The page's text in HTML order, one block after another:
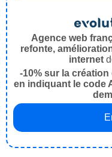
Agence web
refonte,
internet
-10% sur la
en indiquant le code